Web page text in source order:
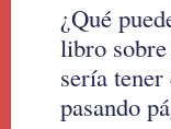
¿Qué
libro
sería
pasando